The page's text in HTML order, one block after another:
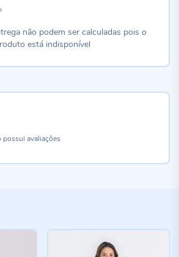
possui avaliações
não podem ser calculadas pois o
está indisponível